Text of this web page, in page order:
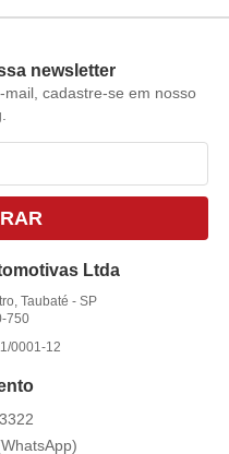
newsletter
cadastre-se em nosso
Ltda
Taubaté -SP
750
0001-12